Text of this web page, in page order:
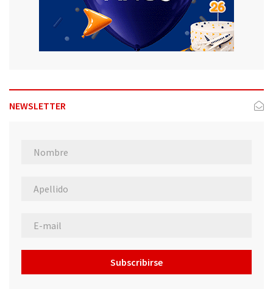
NEWSLETTER
Subscribirse